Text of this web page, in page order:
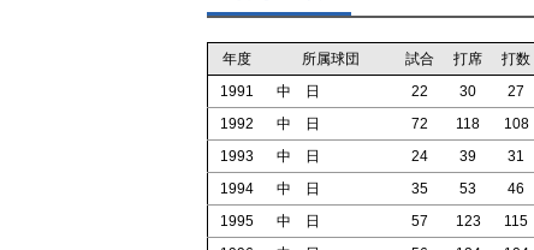
年度 所属球団 試合 打席 打数
1991
中 日 22 30 27
1992
中 日 72 118 108
1993
中 日 24 39 31
1994
中 日 35 53 46
1995
中 日 57 123 115